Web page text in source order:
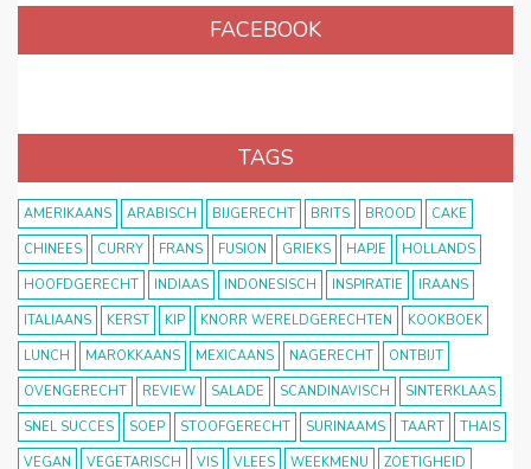
FACEBOOK
TAGS
AMERIKAANS ARABISCH BIJGERECHT BRITS BROOD
CAKE
CHINEES
CURRY FRANS FUSION GRIEKS HAPJE
HOLLANDS
HOOFDGERECHT
INDIAAS INDONESISCH INSPIRATIE
IRAANS
ITALIAANS
KERST KIP KNORR WERELDGERECHTEN
KOOKBOEK
LUNCH
MAROKKAANS MEXICAANS NAGERECHT
ONTBIJT
OVENGERECHT
REVIEW SALADE SCANDINAVISCH
SINTERKLAAS
SNEL SUCCES
SOEP STOOFGERECHT SURINAAMS TAART
THAIS
VEGAN
VEGETARISCH VIS VLEES WEEKMENU ZOETIGHEID